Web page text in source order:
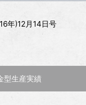
年)12月14日号
:
型生産実績